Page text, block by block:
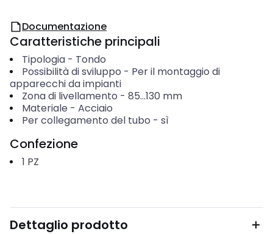
Documentazione
Caratteristiche principali
Tipologia- Tondo
Possibilità di sviluppo - Per il montaggio di
apparecchi da impianti
Zona di livellamento - 85...130 mm
Materiale - Acciaio
Per collegamento del tubo - sì
Confezione
1 PZ
Dettaglio prodotto